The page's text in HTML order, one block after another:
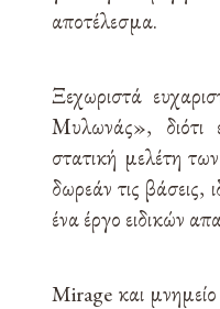
αποτέλεσμα.
Ξεχωριστά
Μυλωνάς», διότι
στατική μελέτη
δωρεάν τις βάσεις,
ένα έργο ειδικών
Mirage και